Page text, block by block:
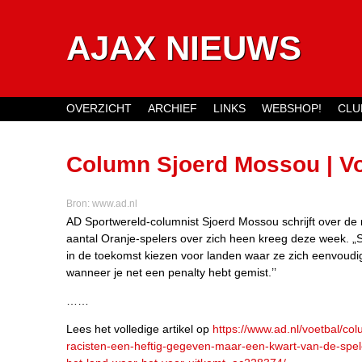
AJAX NIEUWS
Column Sjoerd Mossou |
een kwart van de spelers
voor uitkomt
Bron: www.ad.nl
AD Sportwereld-columnist Sjoerd Mossou schrijft over de
aantal Oranje-spelers over zich heen kreeg deze week.
in de toekomst kiezen voor landen waar ze zich
wanneer je net een penalty hebt gemist.’’
Lees het volledige artikel op https://www.ad.nl/voetbal/
racisten-een-heftig-gegeven-maar-een-kwart-van-de-
OVERZICHT ARCHIEF LINKS WEBSHOP!